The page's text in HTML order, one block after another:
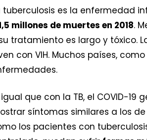
tuberculosis es la enfermedad
millones de muertes en 2018.
tratamiento es largo y tóxico.
con VIH. Muchos países,
que con la TB, el COVID-19
síntomas similares a los
los pacientes con